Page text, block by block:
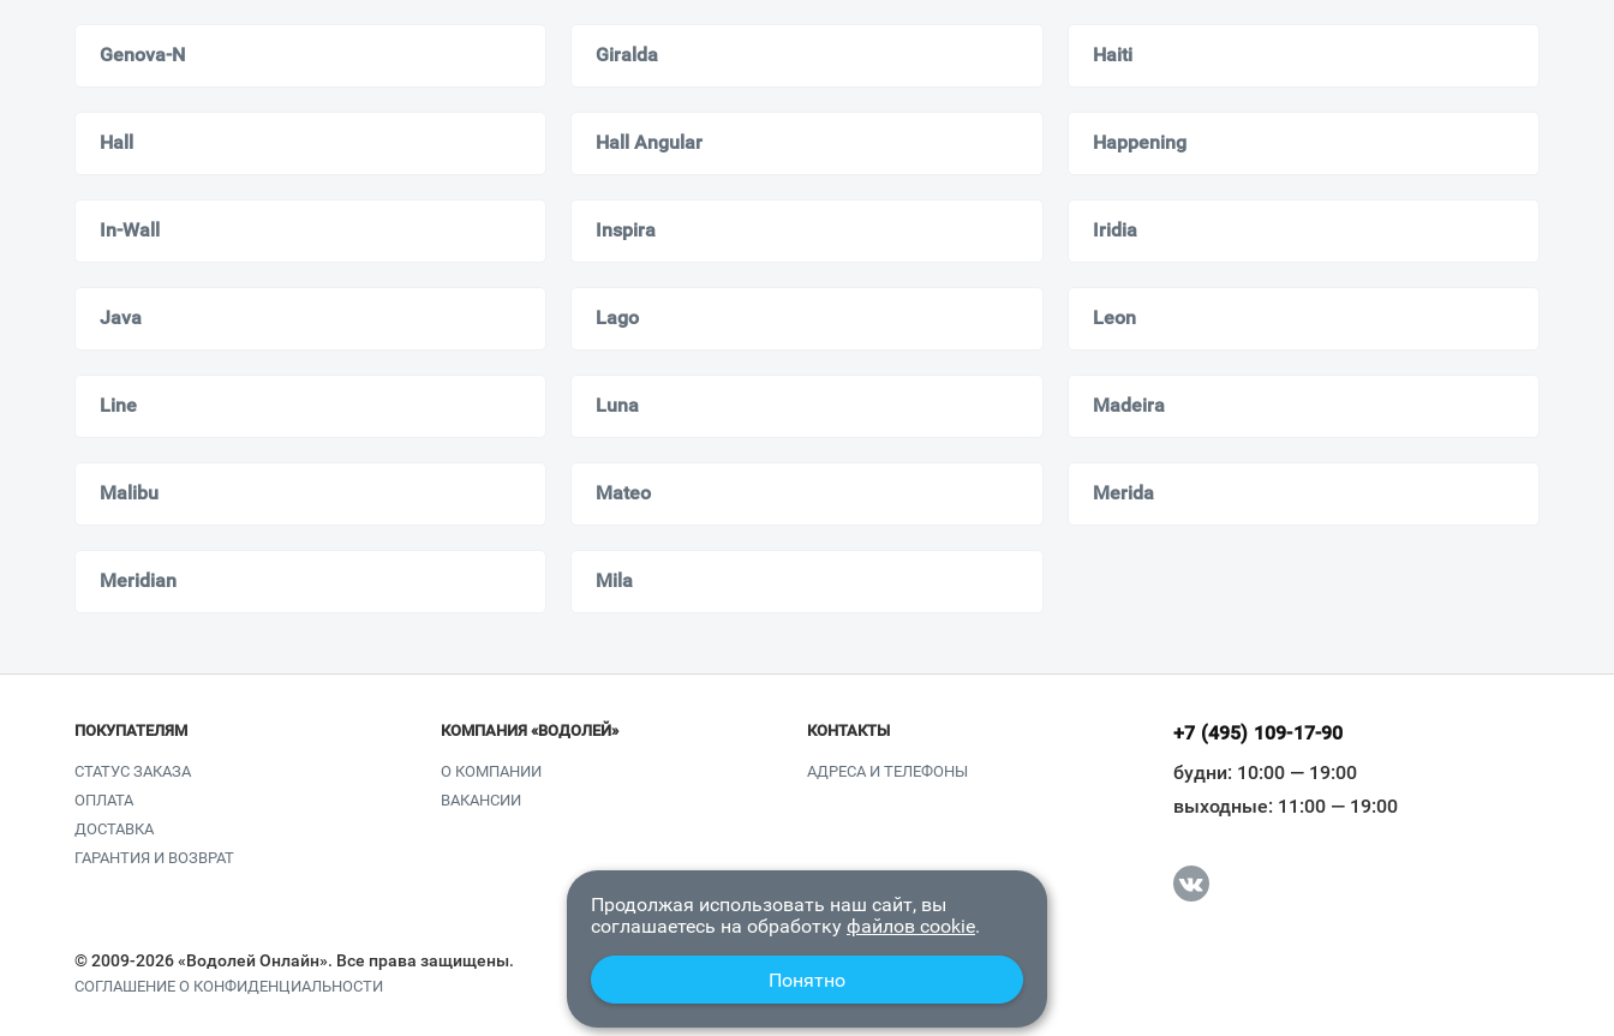
Genova-N Giralda Haiti
Hall Hall Angular Happening
In-Wall Inspira Iridia
Java Lago Leon
Line Luna Madeira
Malibu Mateo Merida
Meridian Mila
ПОКУПАТЕЛЯМ
СТАТУС ЗАКАЗА
ОПЛАТА
ДОСТАВКА
ГАРАНТИЯ И ВОЗВРАТ
КОМПАНИЯ «ВОДОЛЕЙ»
О КОМПАНИИ
ВАКАНСИИ
КОНТАКТЫ
АДРЕСА И ТЕЛЕФОНЫ
+7 (495) 109-17-90
будни: 10:00 — 19:00
выходные: 11:00 — 19:00
© 2009-2026 «Водолей Онлайн». Все права защищены.
СОГЛАШЕНИЕ О КОНФИДЕНЦИАЛЬНОСТИ
Продолжая использовать наш сайт, вы
соглашаетесь на обработку файлов cookie.
Понятно